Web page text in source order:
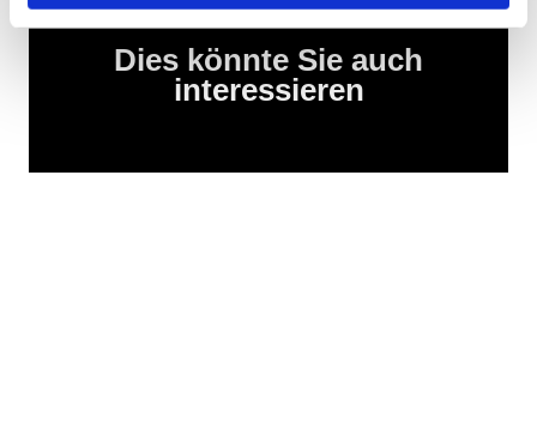
Dies könnte Sie auch
interessieren